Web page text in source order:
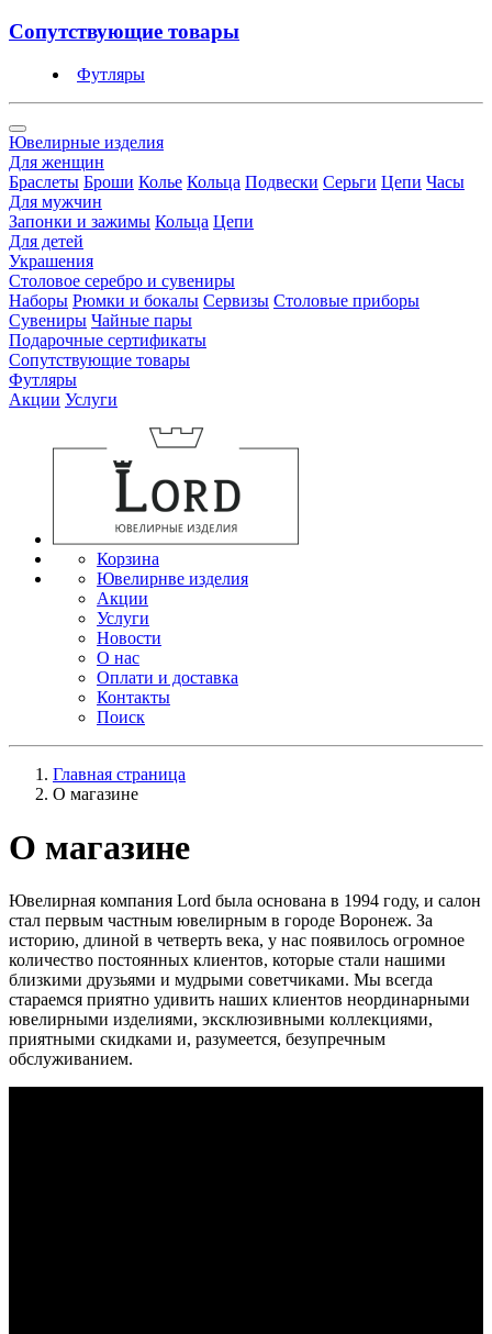
Сопутствующие товары
Футляры
Ювелирные изделия
Для женщин
Браслеты Броши Колье Кольца Подвески Серьги Цепи Часы
Для мужчин
Запонки и зажимы Кольца Цепи
Для детей
Украшения
Столовое серебро и сувениры
Наборы Рюмки и бокалы Сервизы Столовые приборы
Сувениры Чайные пары
Подарочные сертификаты
Сопутствующие товары
Футляры
Акции Услуги
Корзина
Ювелирнве изделия
Акции
Услуги
Новости
О нас
Оплати и доставка
Контакты
Поиск
Главная страница
О магазине
О магазине
Ювелирная компания Lord была основана в 1994 году, и салон
стал первым частным ювелирным в городе Воронеж. За
историю, длиной в четверть века, у нас появилось огромное
количество постоянных клиентов, которые стали нашими
близкими друзьями и мудрыми советчиками. Мы всегда
стараемся приятно удивить наших клиентов неординарными
ювелирными изделиями, эксклюзивными коллекциями,
приятными скидками и, разумеется, безупречным
обслуживанием.